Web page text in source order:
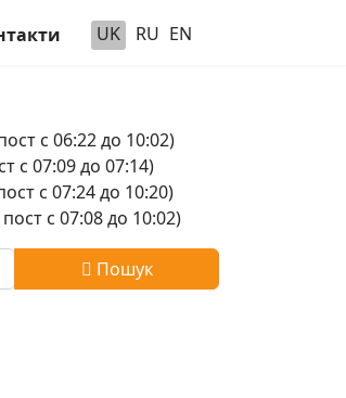
UK RU EN
с 06:22 до 10:02)
с 07:09 до 07:14)
с 07:24 до 10:20)
с 07:08 до 10:02)
Пошук